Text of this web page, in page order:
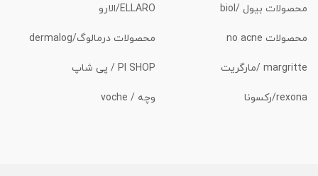
محصولات بیول /biol ELLARO/الارو
محصولات no acne محصولات درمالوگ/dermalog
margritte /مارگریت PI SHOP / پی شاپ
rexona/رکسونا وچه / voche